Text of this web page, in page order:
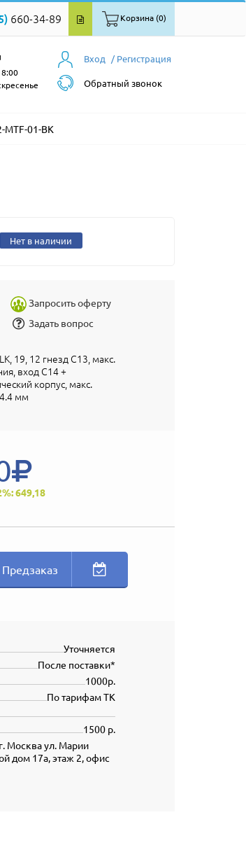
660-34-89 Корзина (0)
Вход / Регистрация
Обратный звонок
MTF-01-BK
Нет в наличии
Запросить оферту
Задать вопрос
19, 12 гнезд C13, макс.
вход С14 +
корпус, макс.
мм
649,18
Предзаказ
Уточняется
После поставки*
1000р.
По тарифам ТК
1500 р.
Москва ул. Марии
дом 17а, этаж 2, офис